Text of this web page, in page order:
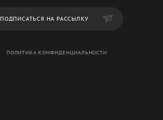
ПОДПИСАТЬСЯ НА РАССЫЛКУ
ПОЛИТИКА КОНФИДЕНЦИАЛЬНОСТИ